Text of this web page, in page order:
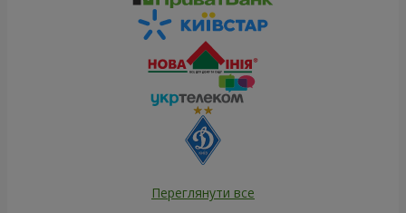
Переглянути все